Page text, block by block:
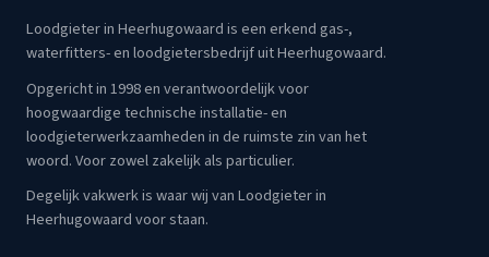
Loodgieter in Heerhugowaard is een erkend gas-,
waterfitters- en loodgietersbedrijf uit Heerhugowaard.
Opgericht in 1998 en verantwoordelijk voor
hoogwaardige technische installatie- en
loodgieterwerkzaamheden in de ruimste zin van het
woord. Voor zowel zakelijk als particulier.
Degelijk vakwerk is waar wij van Loodgieter in
Heerhugowaard voor staan.